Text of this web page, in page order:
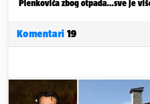
Komentari 19